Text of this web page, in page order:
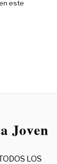
este
LOS